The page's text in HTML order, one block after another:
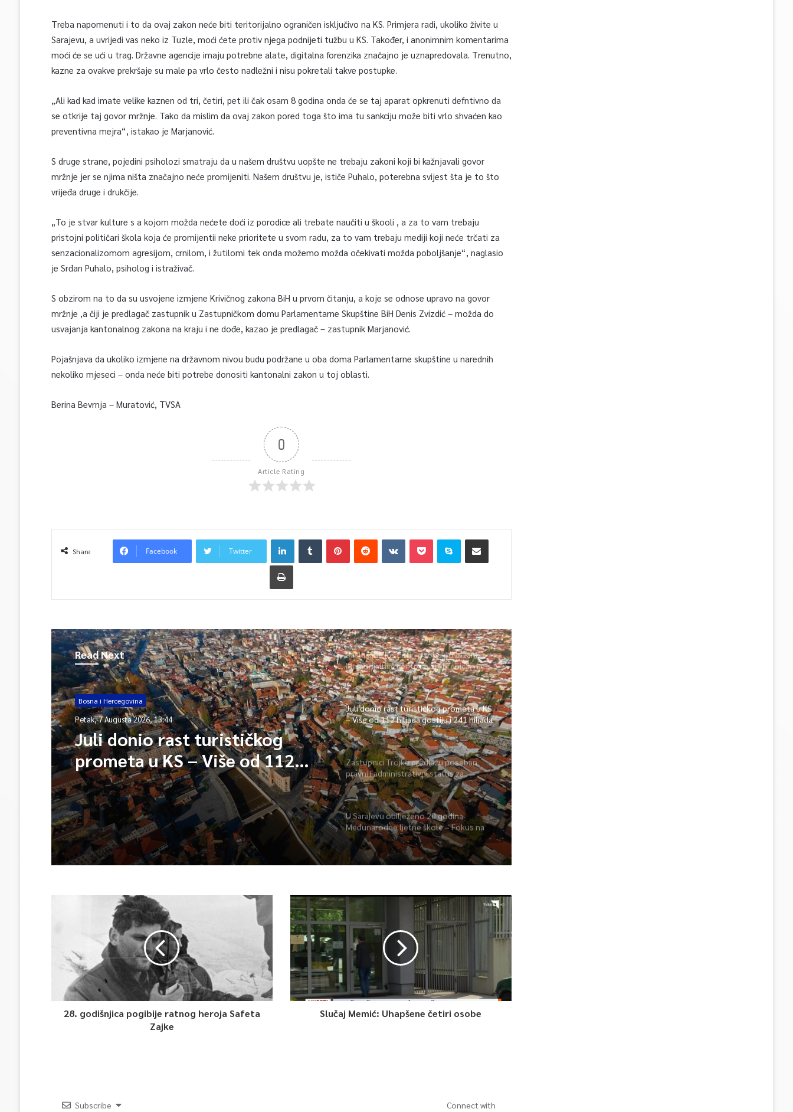
Treba napomenuti i to da ovaj zakon neće biti teritorijalno ograničen isključivo na KS. Primjera radi, ukoliko živite u
Sarajevu, a uvrijedi vas neko iz Tuzle, moći ćete protiv njega podnijeti tužbu u KS. Također, i anonimnim komentarima
moći će se ući u trag. Državne agencije imaju potrebne alate, digitalna forenzika značajno je uznapredovala. Trenutno,
kazne za ovakve prekršaje su male pa vrlo često nadležni i nisu pokretali takve postupke.
„Ali kad kad imate velike kaznen od tri, četiri, pet ili čak osam 8 godina onda će se taj aparat opkrenuti defntivno da
se otkrije taj govor mržnje. Tako da mislim da ovaj zakon pored toga što ima tu sankciju može biti vrlo shvaćen kao
preventivna mejra“, istakao je Marjanović.
S druge strane, pojedini psiholozi smatraju da u našem društvu uopšte ne trebaju zakoni koji bi kažnjavali govor
mržnje jer se njima ništa značajno neće promijeniti. Našem društvu je, ističe Puhalo, poterebna svijest šta je to što
vrijeđa druge i drukčije.
„To je stvar kulture s a kojom možda nećete doći iz porodice ali trebate naučiti u škooli , a za to vam trebaju
pristojni političari škola koja će promijentii neke prioritete u svom radu, za to vam trebaju mediji koji neće trčati za
senzacionalizomom agresijom, crnilom, i žutilomi tek onda možemo možda očekivati možda poboljšanje“, naglasio
je Srđan Puhalo, psiholog i istraživač.
S obzirom na to da su usvojene izmjene Krivičnog zakona BiH u prvom čitanju, a koje se odnose upravo na govor
mržnje ,a čiji je predlagač zastupnik u Zastupničkom domu Parlamentarne Skupštine BiH Denis Zvizdić – možda do
usvajanja kantonalnog zakona na kraju i ne dođe, kazao je predlagač – zastupnik Marjanović.
Pojašnjava da ukoliko izmjene na državnom nivou budu podržane u oba doma Parlamentarne skupštine u narednih
nekoliko mjeseci – onda neće biti potrebe donositi kantonalni zakon u toj oblasti.
Berina Bevrnja – Muratović, TVSA
0
Article Rating
Share Facebook Twitter
Read Next
Bosna i Hercegovina
Petak, 7 Augusta 2026, 13:44
Juli donio rast turističkog
prometa u KS – Više od 112
hiljada gostiju i 241 hiljada
noćenja
Bosna i Hercegovina
Petak, 7 Augusta 2026, 11:52
Zastupnici Trojke predlažu
poseban pravni i
administrativni status za
Memorijalni centar Srebrenica
Saslušane još četiri osobe povezane s
Memorijalnim centrom Srebrenica, na
spisku ukupno 26
Juli donio rast turističkog prometa u KS
– Više od 112 hiljada gostiju i 241 hiljada
noćenja
Zastupnici Trojke predlažu poseban
pravni i administrativni status za
Memorijalni centar Srebrenica
U Sarajevu obilježeno 20 godina
Međunarodne ljetne škole – Fokus na
izazovima međunarodne pravde
28. godišnjica pogibije ratnog heroja Safeta
Zajke
Slučaj Memić: Uhapšene četiri osobe
Subscribe Connect with